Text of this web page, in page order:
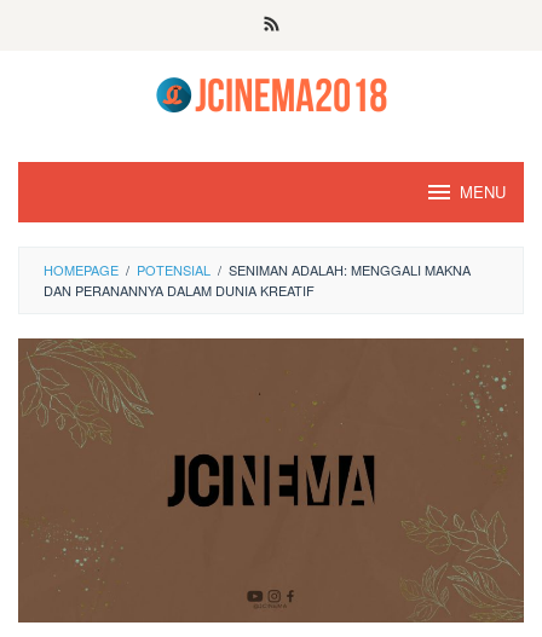
MENU
HOMEPAGE / POTENSIAL / SENIMAN ADALAH: MENGGALI MAKNA
DAN PERANANNYA DALAM DUNIA KREATIF